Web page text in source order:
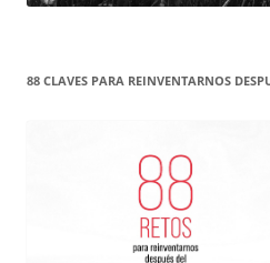
88 CLAVES PARA REINVENTARNOS